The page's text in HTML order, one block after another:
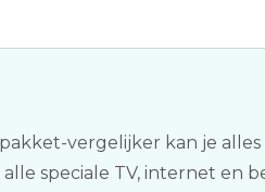
vergelijker kan je
speciale TV, internet en